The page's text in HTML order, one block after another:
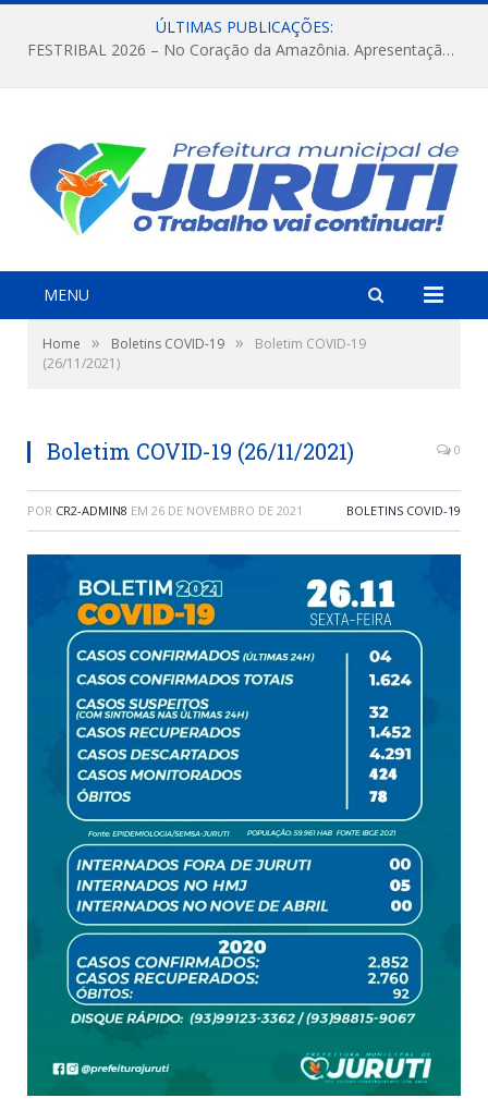
ÚLTIMAS PUBLICAÇÕES:
FESTRIBAL 2026 – No Coração da Amazônia. Apresentação da Munduruku.
MENU
Home » Boletins COVID-19 »
Boletim COVID-19
(26/11/2021)
Boletim COVID-19 (26/11/2021) 0
POR CR2-ADMIN8 EM 26 DE NOVEMBRO DE 2021 BOLETINS COVID-19